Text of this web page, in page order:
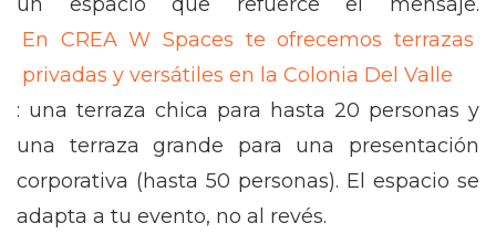
En CREA W Spaces te ofrecemos terrazas
privadas y versátiles en la Colonia Del Valle
: una terraza chica para hasta 20 personas y
una terraza grande para una presentación
corporativa (hasta 50 personas). El espacio se
adapta a tu evento, no al revés.